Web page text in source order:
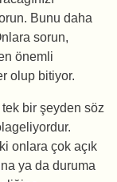
Bunu daha
sorun,
önemli
olup bitiyor.
bir şeyden söz
onlara çok açık
ya da duruma